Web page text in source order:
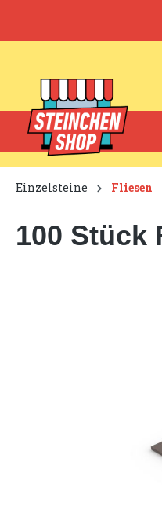
Einzelsteine Fliesen
100 Stück